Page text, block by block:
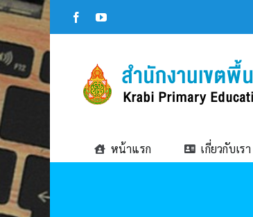
Skip
to
content
FacebookYouTube
หน้าแรก เกี่ยวกับเรา